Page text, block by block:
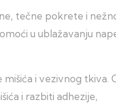
tečne pokrete i
u ublažavanju
i vezivnog tkiva.
i razbiti adhezije,